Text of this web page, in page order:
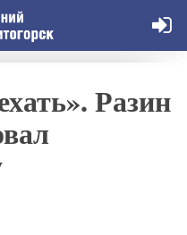
Разин